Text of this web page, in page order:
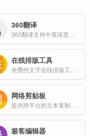
360翻译
在线排版工具
网络剪贴板
极客编辑器